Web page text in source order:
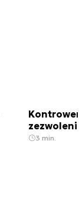
3 min.